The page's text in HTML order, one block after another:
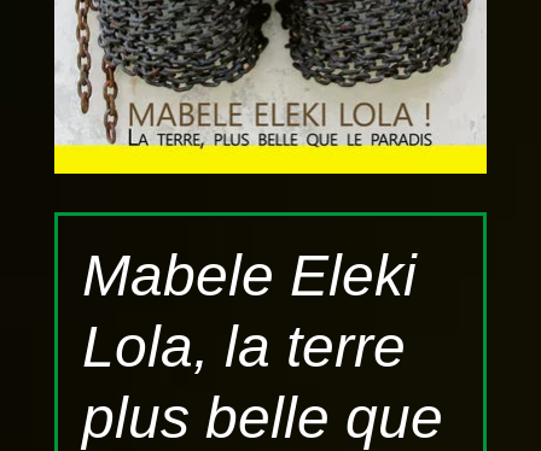
Mabele Eleki
Lola, la terre
plus belle que